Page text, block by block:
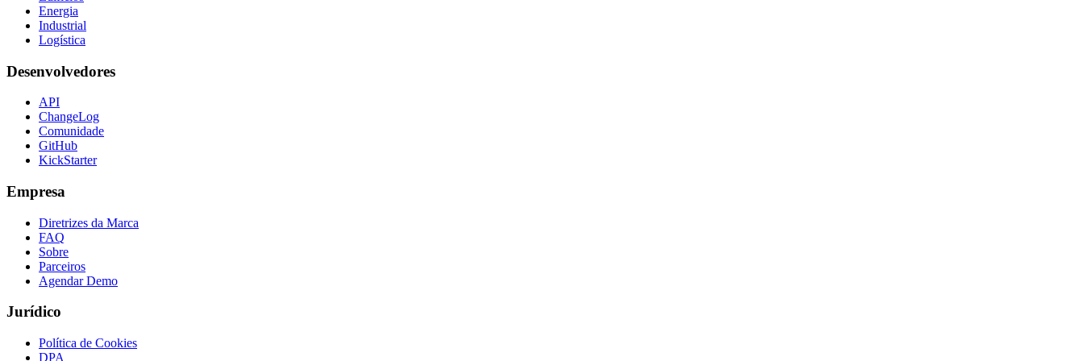
Energia
Industrial
Logística
Desenvolvedores
API
ChangeLog
Comunidade
GitHub
KickStarter
Empresa
Diretrizes da Marca
FAQ
Sobre
Parceiros
Agendar Demo
Jurídico
Política de Cookies
DPA